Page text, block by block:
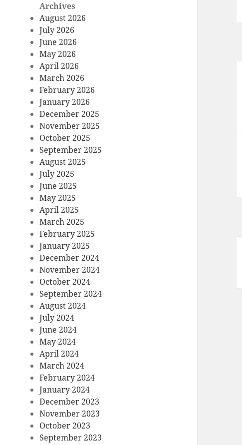
Archives
August 2026
July 2026
June 2026
May 2026
April 2026
March 2026
February 2026
January 2026
December 2025
November 2025
October 2025
September 2025
August 2025
July 2025
June 2025
May 2025
April 2025
March 2025
February 2025
January 2025
December 2024
November 2024
October 2024
September 2024
August 2024
July 2024
June 2024
May 2024
April 2024
March 2024
February 2024
January 2024
December 2023
November 2023
October 2023
September 2023